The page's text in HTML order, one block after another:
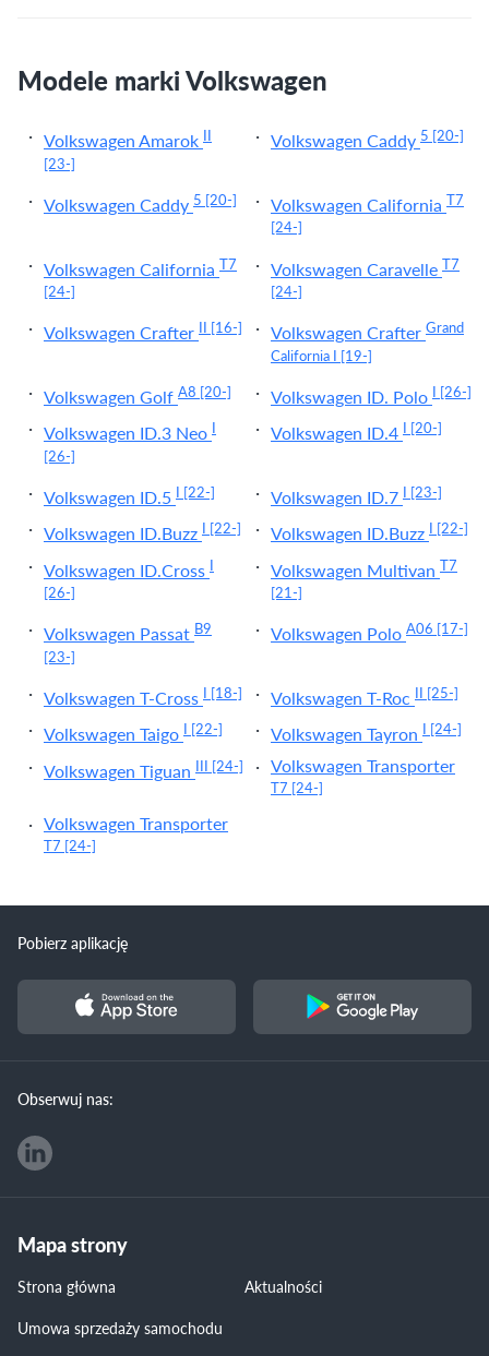
Modele marki Volkswagen
Volkswagen Amarok II
[23-]
Volkswagen Caddy 5 [20-]
Volkswagen Caddy 5 [20-] Volkswagen California T7
[24-]
Volkswagen California T7
[24-]
Volkswagen Caravelle T7
[24-]
Volkswagen Crafter II [16-] Volkswagen Crafter Grand
California I [19-]
Volkswagen Golf A8 [20-] Volkswagen ID. Polo I [26-]
Volkswagen ID.3 Neo I
[26-]
Volkswagen ID.4 I [20-]
Volkswagen ID.5 I [22-] Volkswagen ID.7 I [23-]
Volkswagen ID.Buzz I [22-] Volkswagen ID.Buzz I [22-]
Volkswagen ID.Cross I
[26-]
Volkswagen Multivan T7
[21-]
Volkswagen Passat B9
[23-]
Volkswagen Polo A06 [17-]
Volkswagen T-Cross I [18-] Volkswagen T-Roc II [25-]
Volkswagen Taigo I [22-] Volkswagen Tayron I [24-]
Volkswagen Tiguan III [24-] Volkswagen Transporter
T7 [24-]
Volkswagen Transporter
T7 [24-]
Pobierz aplikację
Obserwuj nas:
Mapa strony
Strona główna
Aktualności
Umowa sprzedaży samochodu